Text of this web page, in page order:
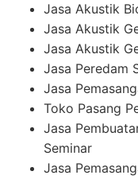
Jasa Akustik
Jasa Akustik
Jasa Akustik
Jasa Peredam
Jasa
Toko Pasang
Jasa
Seminar
Jasa